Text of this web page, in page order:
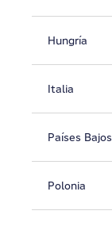
Hungría
Italia
Países Bajos
Polonia